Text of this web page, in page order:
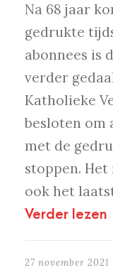
Na 68 jaar
gedrukte
abonnees is
verder
Katholieke
besloten om
met de
stoppen. Het
ook het
Verder lezen
27 november 2021